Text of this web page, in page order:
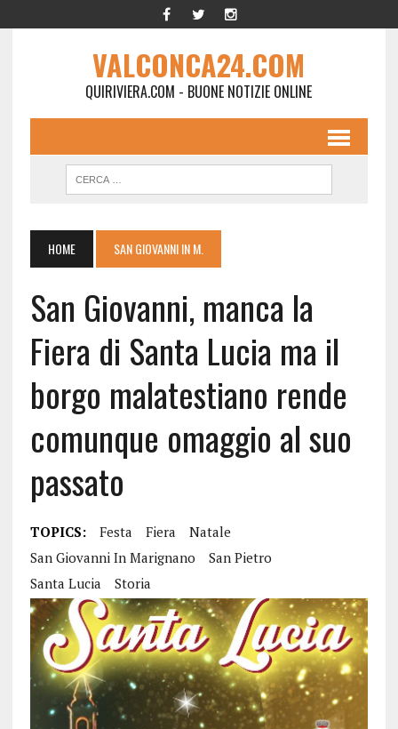
VALCONCA24.COM
QUIRIVIERA.COM - BUONE NOTIZIE ONLINE
HOME SAN GIOVANNI IN M.
San Giovanni, manca la
Fiera di Santa Lucia ma il
borgo malatestiano rende
comunque omaggio al suo
passato
TOPICS: Festa Fiera
Natale
San Giovanni In Marignano
San Pietro
Santa Lucia
Storia